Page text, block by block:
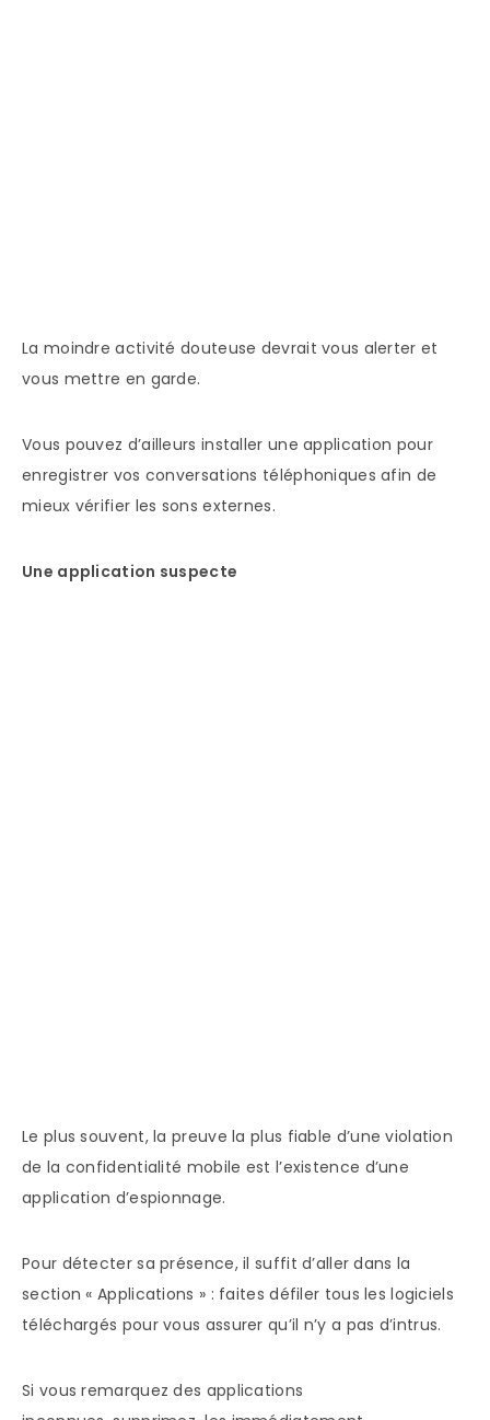
La moindre activité douteuse devrait vous alerter et
vous mettre en garde.
Vous pouvez d’ailleurs installer une application pour
enregistrer vos conversations téléphoniques afin de
mieux vérifier les sons externes.
Une application suspecte
Le plus souvent, la preuve la plus fiable d’une violation
de la confidentialité mobile est l’existence d’une
application d’espionnage.
Pour détecter sa présence, il suffit d’aller dans la
section « Applications » : faites défiler tous les logiciels
téléchargés pour vous assurer qu’il n’y a pas d’intrus.
Si vous remarquez des applications